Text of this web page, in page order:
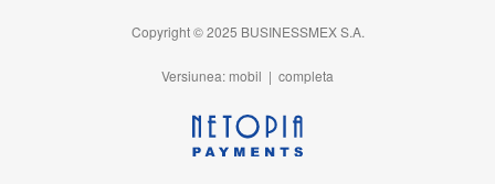
Copyright © 2025 BUSINESSMEX S.A.
Versiunea: mobil | completa